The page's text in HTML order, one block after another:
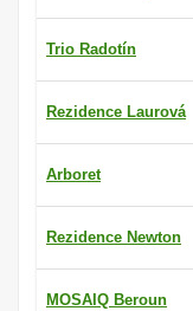
Trio Radotín
Rezidence Laurová
Arboret
Rezidence Newton
MOSAIQ Beroun